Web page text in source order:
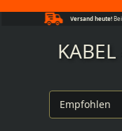
Versand heute!